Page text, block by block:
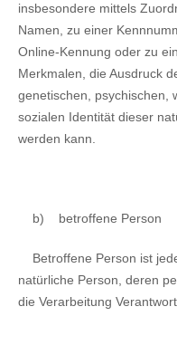
insbesondere mittels
Namen, zu einer
Online-Kennung oder zu
Merkmalen, die Ausdruck
genetischen, psychischen,
sozialen Identität dieser
werden kann.
b) betroffene Person
Betroffene Person ist
natürliche Person, deren
die Verarbeitung